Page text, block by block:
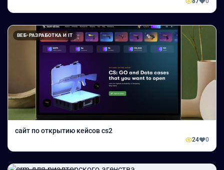
ВЕБ-РАЗРАБОТКА И IT
сайт по открытию кейсов cs2
24 0